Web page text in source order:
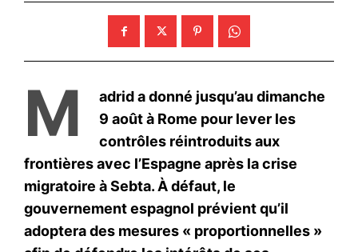
Insight Publications
À propos
Nous contacter
Formules d’abonnement